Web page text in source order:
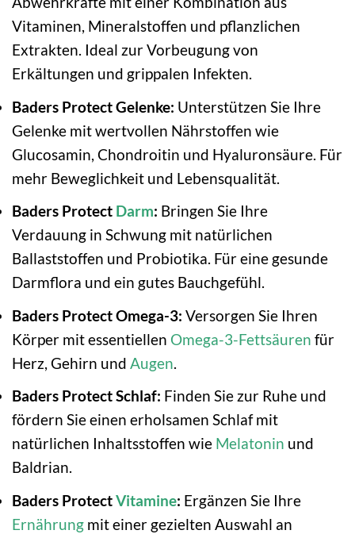
Vitaminen, Mineralstoffen und pflanzlichen
Extrakten. Ideal zur Vorbeugung von
Erkältungen und grippalen Infekten.
Baders Protect Gelenke: Unterstützen Sie Ihre
Gelenke mit wertvollen Nährstoffen wie
Glucosamin, Chondroitin und Hyaluronsäure. Für
mehr Beweglichkeit und Lebensqualität.
Baders Protect Darm: Bringen Sie Ihre
Verdauung in Schwung mit natürlichen
Ballaststoffen und Probiotika. Für eine gesunde
Darmflora und ein gutes Bauchgefühl.
Baders Protect Omega-3: Versorgen Sie Ihren
Körper mit essentiellen Omega-3-Fettsäuren für
Herz, Gehirn und Augen.
Baders Protect Schlaf: Finden Sie zur Ruhe und
fördern Sie einen erholsamen Schlaf mit
natürlichen Inhaltsstoffen wie Melatonin und
Baldrian.
Baders ProtectVitamine: Ergänzen Sie Ihre
Ernährung mit einer gezielten Auswahl an